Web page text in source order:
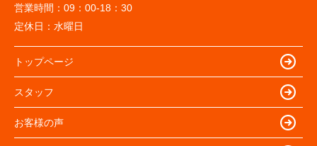
営業時間： 09：00-18：30
定休日： 水曜日
トップページ
スタッフ
お客様の声